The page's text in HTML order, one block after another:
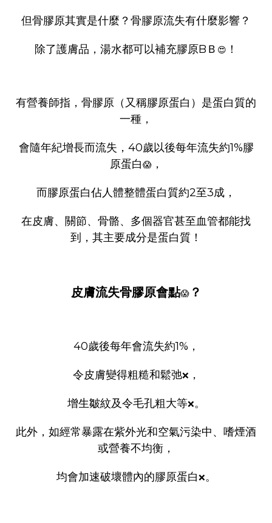
但骨膠原其實是什麼？骨膠原流失有什麼影響？
除了護膚品，湯水都可以補充膠原BＢ 😍 ！
有營養師指，骨膠原（又稱膠原蛋白）是蛋白質的
一種，
會隨年紀增長而流失，40歲以後每年流失約1%膠
原蛋白😱，
而膠原蛋白佔人體整體蛋白質約2至3成，
在皮膚、關節、骨骼、多個器官甚至血管都能找
到，其主要成分是蛋白質！
皮膚流失骨膠原會點😱？
40歲後每年會流失約1%，
令皮膚變得粗糙和鬆弛❌ ，
增生皺紋及令毛孔粗大等❌。
此外，如經常暴露在紫外光和空氣污染中、嗜煙酒
或營養不均衡，
均會加速破壞體內的膠原蛋白❌。